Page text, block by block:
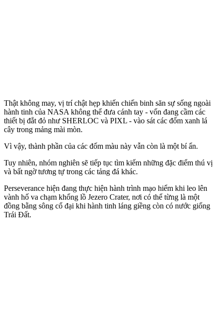
Thật không may, vị trí chật hẹp khiến chiến binh săn sự sống ngoài
hành tinh của NASA không thể đưa cánh tay - vốn đang cầm các
thiết bị đắt đỏ như SHERLOC và PIXL - vào sát các đốm xanh lá
cây trong mảng mài mòn.
Vì vậy, thành phần của các đốm màu này vẫn còn là một bí ẩn.
Tuy nhiên, nhóm nghiên sẽ tiếp tục tìm kiếm những đặc điểm thú vị
và bất ngờ tương tự trong các tảng đá khác.
Perseverance hiện đang thực hiện hành trình mạo hiểm khi leo lên
vành hố va chạm khổng lồ Jezero Crater, nơi có thể từng là một
đồng bằng sông cổ đại khi hành tinh láng giềng còn có nước giống
Trái Đất.